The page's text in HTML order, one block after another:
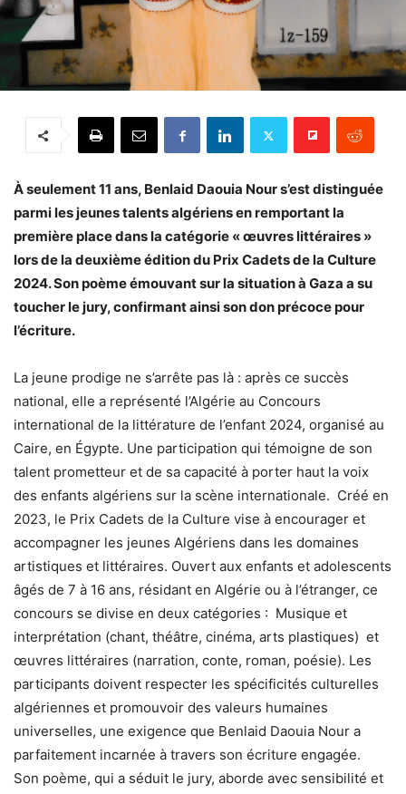
À seulement 11 ans, Benlaid Daouia Nour s’est distinguée
parmi les jeunes talents algériens en remportant la
première place dans la catégorie « œuvres littéraires »
lors de la deuxième édition du Prix Cadets de la Culture
2024. Son poème émouvant sur la situation à Gaza a su
toucher le jury, confirmant ainsi son don précoce pour
l’écriture.
La jeune prodige ne s’arrête pas là : après ce succès
national, elle a représenté l’Algérie au Concours
international de la littérature de l’enfant 2024, organisé au
Caire, en Égypte. Une participation qui témoigne de son
talent prometteur et de sa capacité à porter haut la voix
des enfants algériens sur la scène internationale. Créé en
2023, le Prix Cadets de la Culture vise à encourager et
accompagner les jeunes Algériens dans les domaines
artistiques et littéraires. Ouvert aux enfants et adolescents
âgés de 7 à 16 ans, résidant en Algérie ou à l’étranger, ce
concours se divise en deux catégories : Musique et
interprétation (chant, théâtre, cinéma, arts plastiques) et
œuvres littéraires (narration, conte, roman, poésie). Les
participants doivent respecter les spécificités culturelles
algériennes et promouvoir des valeurs humaines
universelles, une exigence que Benlaid Daouia Nour a
parfaitement incarnée à travers son écriture engagée.
Son poème, qui a séduit le jury, aborde avec sensibilité et